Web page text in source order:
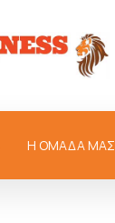
Η ΟΜΑΔΑ ΜΑΣ